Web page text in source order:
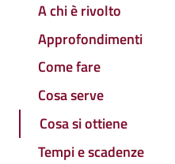
A chi è rivolto
Approfondimenti
Come fare
Cosa serve
Cosa si ottiene
Tempi e scadenze